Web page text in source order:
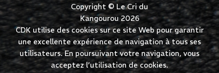
Copyright © Le Cri du
Kangourou 2026
CDK utilise des cookies sur ce site Web pour garantir
une excellente expérience de navigation à tous ses
utilisateurs. En poursuivant votre navigation, vous
acceptez l’utilisation de cookies.